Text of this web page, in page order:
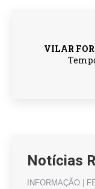
Notícias
INFORMAÇÃO |